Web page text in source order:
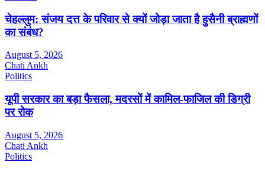
चेहल्लुम: संजय दत्त के परिवार से क्यों जोड़ा जाता है हुसैनी ब्राह्मणों
का संबंध?
August 5, 2026
Chati Ankh
Politics
यूपी सरकार का बड़ा फैसला, मदरसों में कामिल-फाजिल की डिग्री
पर रोक
August 5, 2026
Chati Ankh
Politics